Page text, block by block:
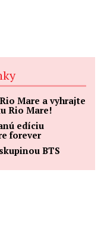
Mare a vyhrajte
Rio Mare!
edíciu
forever
BTS